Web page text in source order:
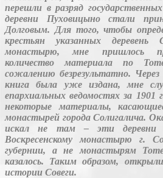
перешли в разряд
деревни Пуховицыно стали
Долговым. Для того, чтобы
крестьян указанных деревень
монастырю, мне пришлось
количество материала по
сожалению безрезультатно. Через
книга была уже издана, мне
епархиальных ведомостях за 1901
некоторые материалы,
монастырей города Солигалича.
искал не там – эти деревни
Воскресенскому монастырю г.
губернии, а не монастырям
казалось. Таким образом,
истории Совеги.